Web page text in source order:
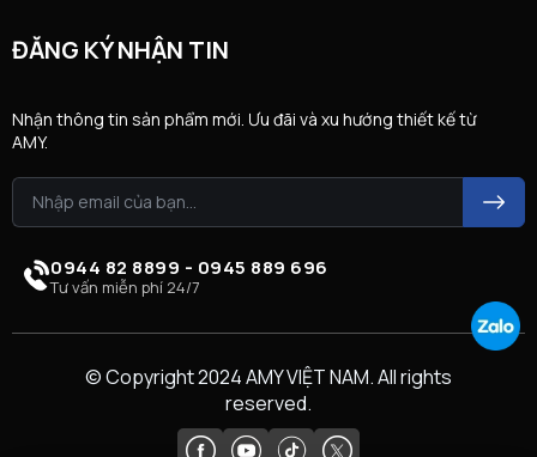
ĐĂNG KÝ NHẬN TIN
Nhận thông tin sản phẩm mới. Ưu đãi và xu hướng thiết kế từ
AMY.
0944 82 8899 - 0945 889 696
Tư vấn miễn phí 24/7
© Copyright 2024 AMY VIỆT NAM. All rights
reserved.